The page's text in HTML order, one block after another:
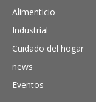
Alimenticio
Industrial
Cuidado del hogar
news
Eventos